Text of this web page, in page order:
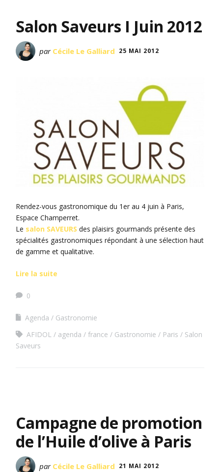
Salon Saveurs I Juin 2012
par Cécile Le Galliard 25 MAI 2012
Rendez-vous gastronomique du 1er au 4 juin à Paris,
Espace Champerret.
Le salon SAVEURS des plaisirs gourmands présente des
spécialités gastronomiques répondant à une sélection haut
de gamme et qualitative.
Lire la suite
0
Agenda
Gastronomie
AFIDOL
agenda france Gastronomie Paris
Salon
Saveurs
Campagne de promotion
de l’Huile d’olive à Paris
par Cécile Le Galliard 21 MAI 2012